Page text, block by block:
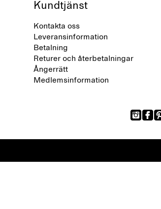
Kundtjänst
Kontakta oss
Leveransinformation
Betalning
Returer och återbetalningar
Ångerrätt
Medlemsinformation